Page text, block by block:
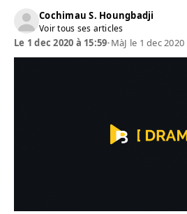
Cochimau S. Houngbadji
Voir tous ses articles
Le 1 dec 2020 à 15:59•MàJ le 1 dec 2020